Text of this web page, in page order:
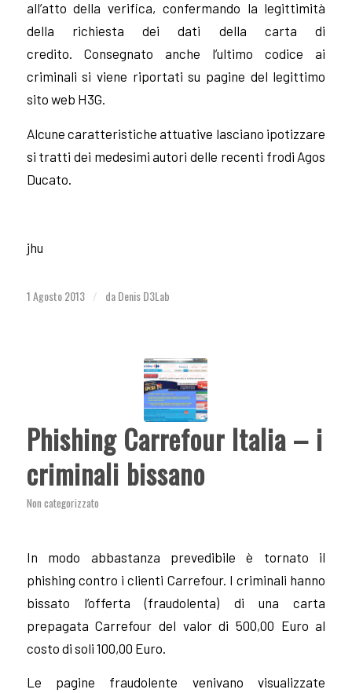
all’atto della verifica, confermando la legittimità
della richiesta dei dati della carta di
credito. Consegnato anche l’ultimo codice ai
criminali si viene riportati su pagine del legittimo
sito web H3G.
Alcune caratteristiche attuative lasciano ipotizzare
si tratti dei medesimi autori delle recenti frodi Agos
Ducato.
jhu
1 Agosto 2013 / daDenis D3Lab
Phishing Carrefour Italia – i
criminali bissano
Non categorizzato
In modo abbastanza prevedibile è tornato il
phishing contro i clienti Carrefour. I criminali hanno
bissato l’offerta (fraudolenta) di una carta
prepagata Carrefour del valor di 500,00 Euro al
costo di soli 100,00 Euro.
Le pagine fraudolente venivano visualizzate